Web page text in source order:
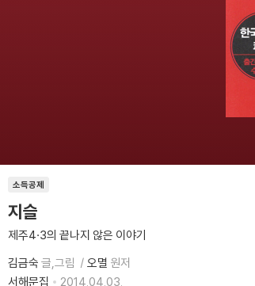
소득공제
지슬
제주4·3의 끝나지 않은 이야기
김금숙 글,그림 오멸 원저
서해문집
2014.04.03.